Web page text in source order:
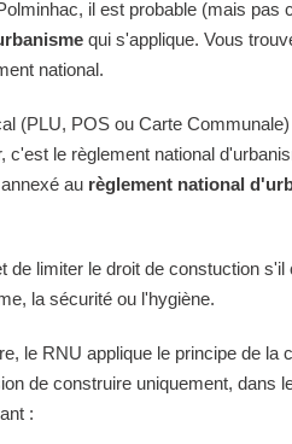
il est probable (mais pas
qui s'applique. Vous
national.
(PLU, POS ou Carte
c'est le règlement national
au règlement national
de limiter le droit de constuction s'il
la sécurité ou l'hygiène.
le RNU applique le principe de la
de construire uniquement, dans
: